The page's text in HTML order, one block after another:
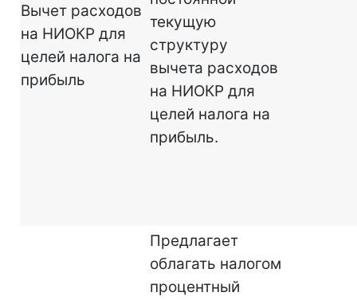
Вычет расходов
на НИОКР для
целей налога на
прибыль
текущую
структуру
вычета расходов
на НИОКР для
целей налога на
прибыль.
Предлагает
облагать налогом
процентный